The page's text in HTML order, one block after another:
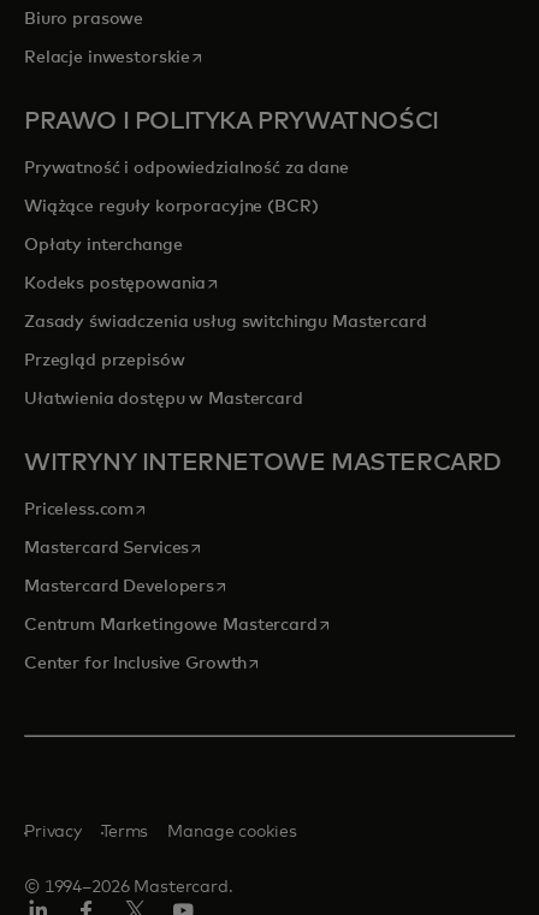
Biuro prasowe
Relacje inwestorskie opens in a new tab
PRAWO I POLITYKA PRYWATNOŚCI
Prywatność i odpowiedzialność za dane
Wiążące reguły korporacyjne (BCR)
Opłaty interchange
Kodeks postępowania opens in a new tab
Zasady świadczenia usług switchingu Mastercard
Przegląd przepisów
Ułatwienia dostępu w Mastercard
WITRYNY INTERNETOWE MASTERCARD
Priceless.com opens in a new tab
Mastercard Servicesopens in a new tab
Mastercard Developersopens in a new tab
Centrum Marketingowe Mastercardopens in a new tab
Center for Inclusive Growthopens in a new tab
© 1994–2026 Mastercard.
Privacy Terms Manage cookies